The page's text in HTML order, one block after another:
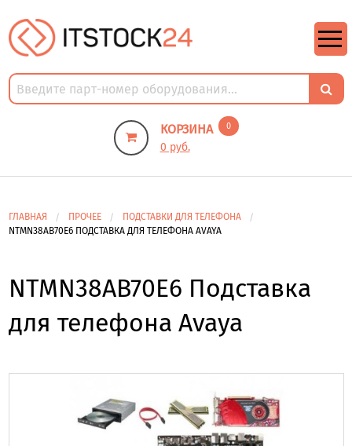
КОРЗИНА 0
0 руб.
ГЛАВНАЯ ПРОЧЕЕ
ПОДСТАВКИ ДЛЯ ТЕЛЕФОНА
NTMN38AB70E6 ПОДСТАВКА ДЛЯ ТЕЛЕФОНА AVAYA
NTMN38AB70E6 Подставка
для телефона Avaya